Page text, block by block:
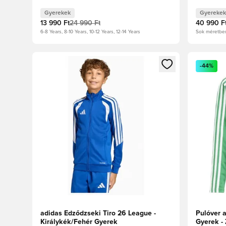
Gyerekek
13 990 Ft24 990 Ft
6-8 Years, 8-10 Years, 10-12 Years, 12-14 Years
Gyerekek
40 990
Sok
Megnyit egy modált a bejelentkezéshez vagy a
adidas Edződzseki Tiro 26 League -
Királykék/Fehér Gyerek
Megnyit
-44%
Pulóver
Gyerek -